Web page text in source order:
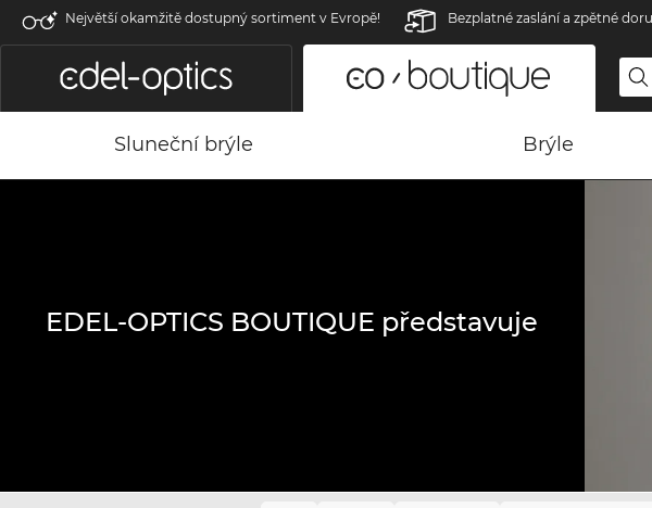
Největší okamžitě dostupný sortiment v Evropě! Bezplatné zaslání a zpětné
Sluneční brýle Brýle
EDEL-OPTICS BOUTIQUE představuje